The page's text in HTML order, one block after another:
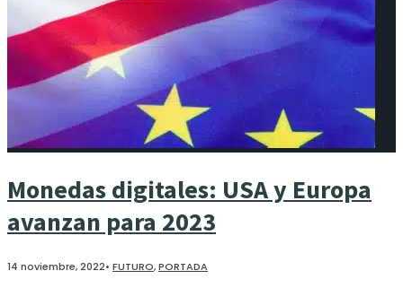
Monedas digitales: USA y Europa
avanzan para 2023
14 noviembre, 2022• FUTURO,PORTADA